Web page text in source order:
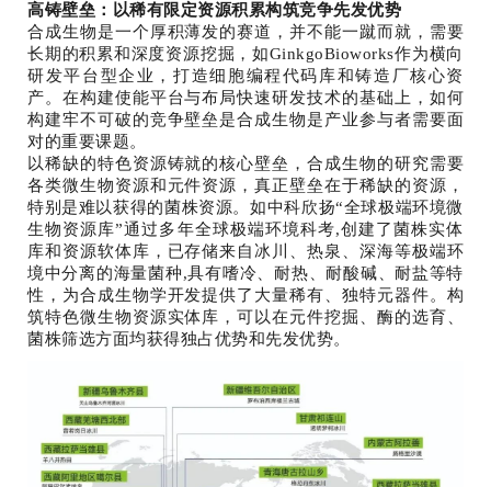
高铸壁垒：以稀有限定资源积累构筑竞争先发优势
合成生物是一个厚积薄发的赛道，并不能一蹴而就，需要
长期的积累和深度资源挖掘，如GinkgoBioworks作为横向
研发平台型企业，打造细胞编程代码库和铸造厂核心资
产。在构建使能平台与布局快速研发技术的基础上，如何
构建牢不可破的竞争壁垒是合成生物是产业参与者需要面
对的重要课题。
以稀缺的特色资源铸就的核心壁垒，合成生物的研究需要
各类微生物资源和元件资源，真正壁垒在于稀缺的资源，
特别是难以获得的菌株资源。如中科欣扬“全球极端环境微
生物资源库”通过多年全球极端环境科考,创建了菌株实体
库和资源软体库，已存储来自冰川、热泉、深海等极端环
境中分离的海量菌种,具有嗜冷、耐热、耐酸碱、耐盐等特
性，为合成生物学开发提供了大量稀有、独特元器件。构
筑特色微生物资源实体库，可以在元件挖掘、酶的选育、
菌株筛选方面均获得独占优势和先发优势。